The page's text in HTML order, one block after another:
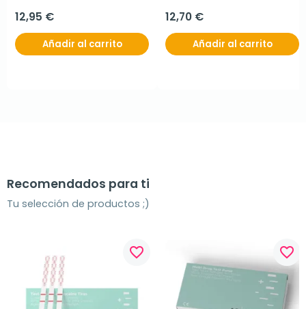
12,95 €
Añadir al carrito
12,70 €
Añadir al carrito
Recomendados para ti
Tu selección de productos ;)
favorite_border favorite_border